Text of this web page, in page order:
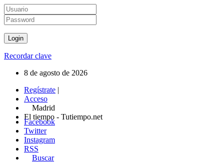
Recordar clave
8 de agosto de 2026
Regístrate |
Acceso
Madrid
El tiempo - Tutiempo.net
Facebook
Twitter
Instagram
RSS
Buscar